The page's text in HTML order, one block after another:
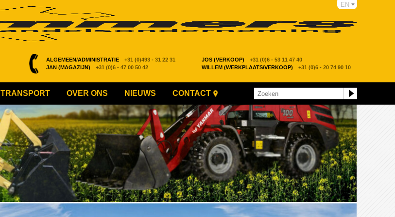
ALGEMEEN/ADMINISTRATIE +31 (0)493 - 31 22 31 JOS (VERKOOP)
+31 (0)6 - 53 11 47 40
JAN (MAGAZIJN)
+31 (0)6 - 47 00 50 42 WILLEM (WERKPLAATS/VERKOOP) +31 (0)6 - 20 74 90 10
EN
TRANSPORT OVER ONS NIEUWS CONTACT